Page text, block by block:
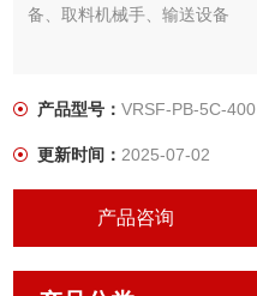
备、取料机械手、输送设备
产品型号：VRSF-PB-5C-400
更新时间：2025-07-02
产品咨询